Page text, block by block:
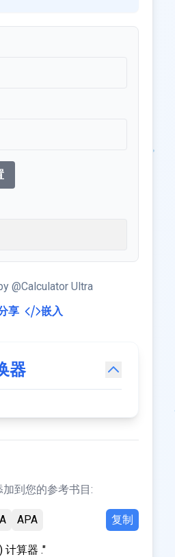
@Calculator Ultra
享
嵌入
器
到您的参考书目:
APA 复制
计算器 ."